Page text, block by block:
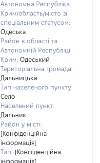
Автономна Республіка
Крим/область/місто зі
спеціальним статусом:
Одеська
Район в області та
Автономній Республіці
Крим: Одеський
Територіальна громада:
Дальницька
Тип населеного пункту:
Село
Населений пункт:
Дальник
Район у місті:
[Конфіденційна
інформація]
Тип: [Конфіденційна
інформація]